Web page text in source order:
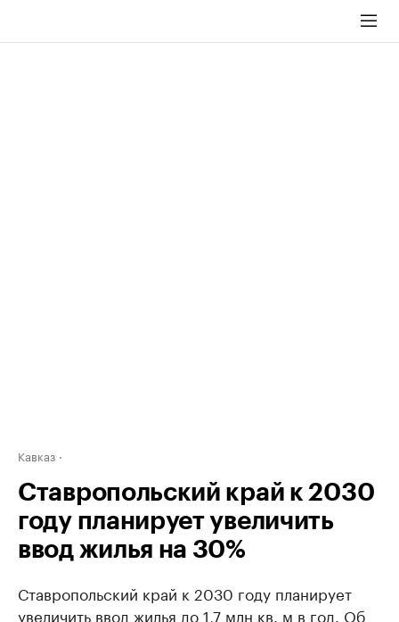
Кавказ
Ставропольский край к 2030
году планирует увеличить
ввод жилья на 30%
Ставропольский край к 2030 году планирует
увеличить ввод жилья до 1,7 млн кв. м в год. Об